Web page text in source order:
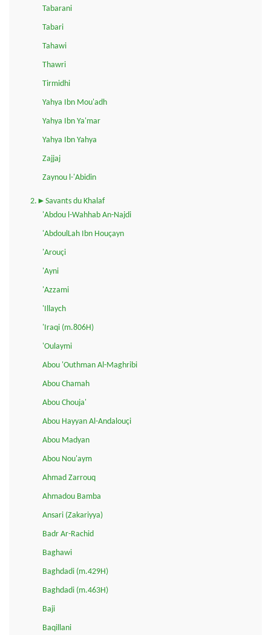
Tabarani
Tabari
Tahawi
Thawri
Tirmidhi
Yahya Ibn Mou'adh
Yahya Ibn Ya'mar
Yahya Ibn Yahya
Zajjaj
Zaynou l-'Abidin
2.►Savants du Khalaf
'Abdou l-Wahhab An-Najdi
'AbdoulLah Ibn Houçayn
'Arouçi
'Ayni
'Azzami
'Illaych
'Iraqi (m.806H)
'Oulaymi
Abou 'Outhman Al-Maghribi
Abou Chamah
Abou Chouja'
Abou Hayyan Al-Andalouçi
Abou Madyan
Abou Nou'aym
Ahmad Zarrouq
Ahmadou Bamba
Ansari (Zakariyya)
Badr Ar-Rachid
Baghawi
Baghdadi (m.429H)
Baghdadi (m.463H)
Baji
Baqillani